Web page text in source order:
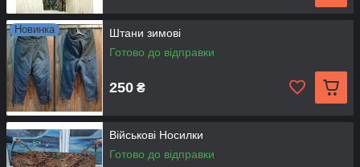
Новинка
Штани зимові
Готово до відправки
250 ₴
Військові Носилки
Готово до відправки